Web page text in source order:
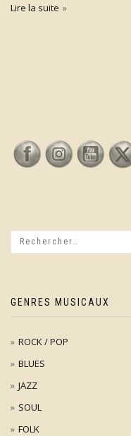
Lire la suite
GENRES MUSICAUX
ROCK / POP
BLUES
JAZZ
SOUL
FOLK